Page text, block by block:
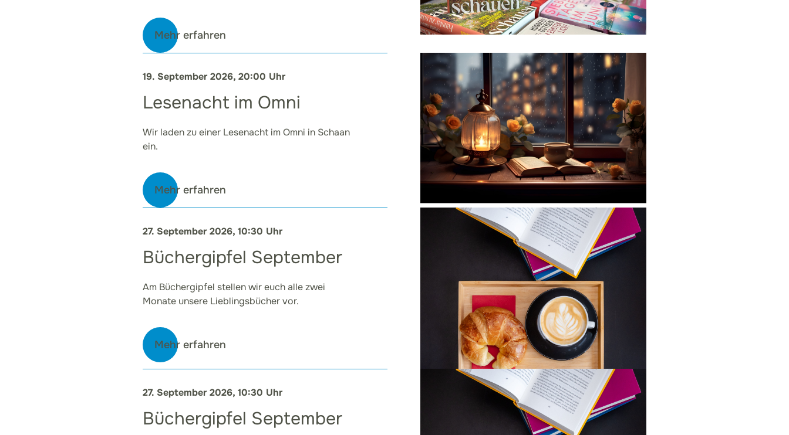
Mehr erfahren
19. September 2026, 20:00 Uhr
Lesenacht im Omni
Wir laden zu einer Lesenacht im Omni in Schaan
ein.
Mehr erfahren
27. September 2026, 10:30 Uhr
Büchergipfel September
Am Büchergipfel stellen wir euch alle zwei
Monate unsere Lieblingsbücher vor.
Mehr erfahren
27. September 2026, 10:30 Uhr
Büchergipfel September